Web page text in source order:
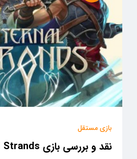
بازی مستقل
نقد و بررسی بازی Eternal Strands